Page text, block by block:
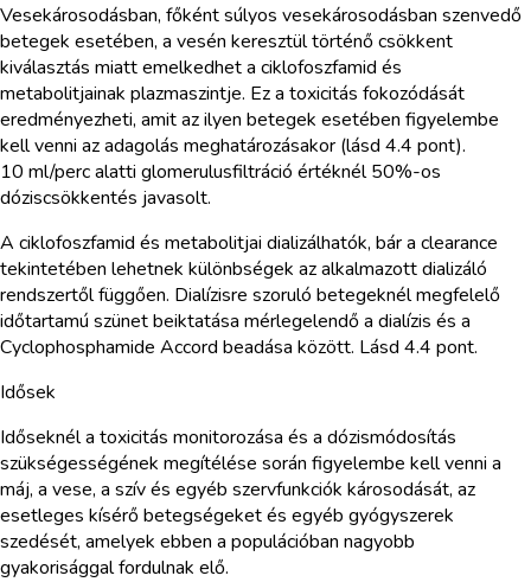
Vesekárosodásban, főként súlyos vesekárosodásban szenvedő
betegek esetében, a vesén keresztül történő csökkent
kiválasztás miatt emelkedhet a ciklofoszfamid és
metabolitjainak plazmaszintje. Ez a toxicitás fokozódását
eredményezheti, amit az ilyen betegek esetében figyelembe
kell venni az adagolás meghatározásakor (lásd 4.4 pont).
10 ml/perc alatti glomerulusfiltráció értéknél 50%-os
dóziscsökkentés javasolt.
A ciklofoszfamid és metabolitjai dializálhatók, bár a clearance
tekintetében lehetnek különbségek az alkalmazott dializáló
rendszertől függően. Dialízisre szoruló betegeknél megfelelő
időtartamú szünet beiktatása mérlegelendő a dialízis és a
Cyclophosphamide Accord beadása között. Lásd 4.4 pont.
Idősek
Időseknél a toxicitás monitorozása és a dózismódosítás
szükségességének megítélése során figyelembe kell venni a
máj, a vese, a szív és egyéb szervfunkciók károsodását, az
esetleges kísérő betegségeket és egyéb gyógyszerek
szedését, amelyek ebben a populációban nagyobb
gyakorisággal fordulnak elő.